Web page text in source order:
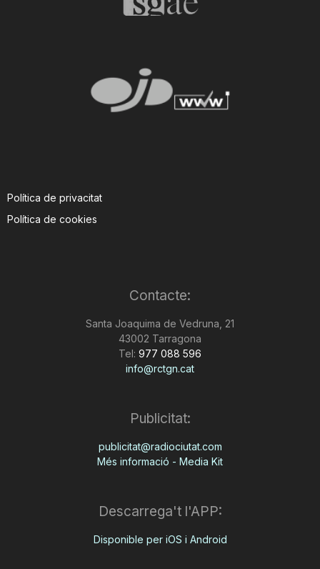
g
Política de privacitat
Política de cookies
Contacte:
Santa Joaquima de Vedruna, 21
43002 Tarragona
Tel: 977 088 596
info@rctgn.cat
Publicitat:
publicitat@radiociutat.com
Més informació - Media Kit
Descarrega't l'APP:
Disponible per iOS i Android